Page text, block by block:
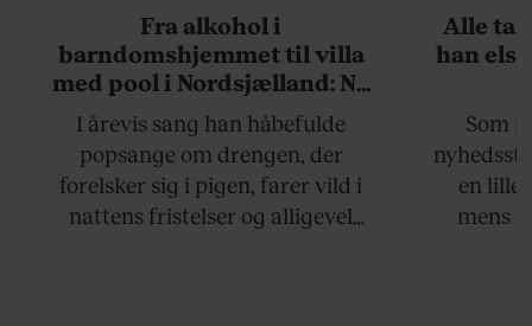
Fra alkohol i
barndomshjemmet til villa
med pool i Nordsjælland: Nu
skal du høre sandheden om
Rasmus Seebach
I årevis sang han håbefulde
popsange om drengen, der
forelsker sig i pigen, farer vild i
nattens fristelser og alligevel
Alle
han
Som
en lille
mens